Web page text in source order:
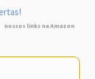
nossos links na Amazon